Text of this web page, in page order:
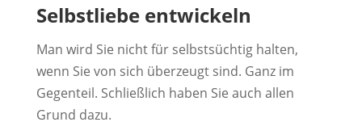
Selbstliebe entwickeln
Man wird Sie nicht für selbstsüchtig halten,
wenn Sie von sich überzeugt sind. Ganz im
Gegenteil. Schließlich haben Sie auch allen
Grund dazu.